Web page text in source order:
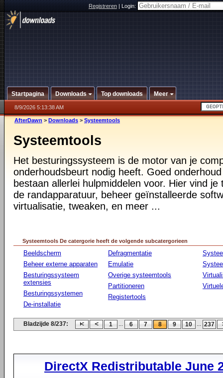
Registreren|Login:
Startpagina Downloads Top downloads Meer
8/9/2026 5:13:38 AM
AfterDawn > Downloads > Systeemtools
Systeemtools
Het besturingssysteem is de motor van je
onderhoudsbeurt nodig heeft. Goed
bestaan allerlei hulpmiddelen voor. Hier vind
de randapparatuur, beheer geïnstalleerde
virtualisatie, tweaken, en meer ...
Systeemtools De catergorie heeft de volgende subcatergorieen
Beeldscherm
Beheer externe apparaten
Besturingssysteem
extensies
Besturingssystemen
De-installatie
Defragmentatie
Emulatie
Overige systeemtools
Partitioneren
Registertools
Bladzijde 8/237: 1 ... 6 7 8 9 10 ... 237
DirectX Redistributable June